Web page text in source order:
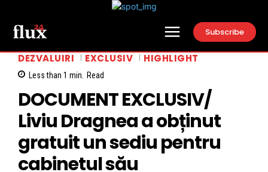
Subscribe
DEZVALUIRI EXCLUSIV HIGHLIGHT
Less than 1 min. Read
DOCUMENT EXCLUSIV/
Liviu Dragnea a obținut
gratuit un sediu pentru
cabinetul său